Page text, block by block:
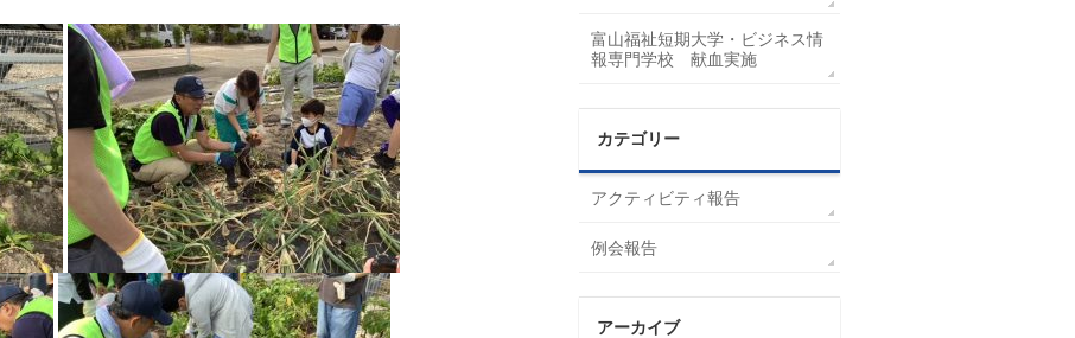
富山福祉短期大学・ビジネス情
報専門学校 献血実施
カテゴリー
アクティビティ報告
例会報告
アーカイブ